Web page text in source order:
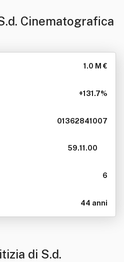
Cinematografica
1.0 M €
+131.7%
01362841007
59.11.00
6
44 anni
di S.d.